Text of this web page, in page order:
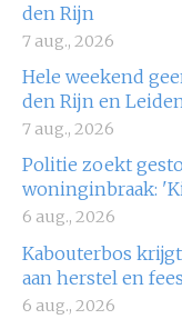
den Rijn
7 aug., 2026
Hele weekend
den Rijn en
7 aug., 2026
Politie zoekt
woninginbraak:
6 aug., 2026
Kabouterbos
aan herstel en
6 aug., 2026